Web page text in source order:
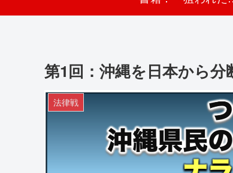
第1回：沖縄を日本から
法律戦